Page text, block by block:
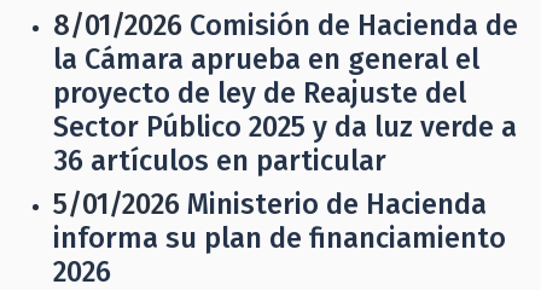
8/01/2026 Comisión de Hacienda de
la Cámara aprueba en general el
proyecto de ley de Reajuste del
Sector Público 2025 y da luz verde a
36 artículos en particular
5/01/2026 Ministerio de Hacienda
informa su plan de financiamiento
2026